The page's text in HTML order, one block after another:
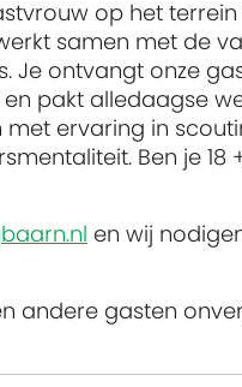
op het
samen met de
Je ontvangt onze
pakt alledaagse
ervaring in
Ben je 18
en wij
andere gasten